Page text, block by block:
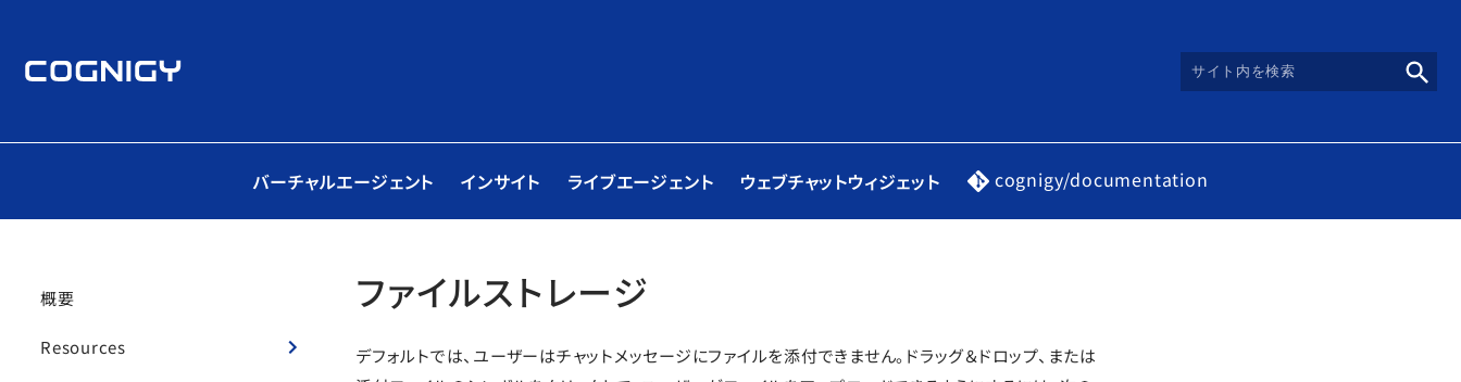
バーチャルエージェント インサイト ライブエージェント ウェブチャットウィジェット cognigy/documentation
概要
Resources
ファイルストレージ
デフォルトでは、ユーザーはチャットメッセージにファイルを添付できません。ドラッグ＆ドロップ、または